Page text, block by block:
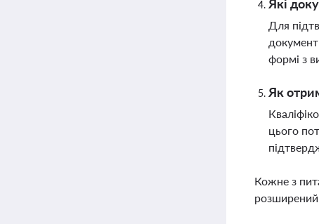
Які
Для
формі з
Як
цього
Кожне з
розширений